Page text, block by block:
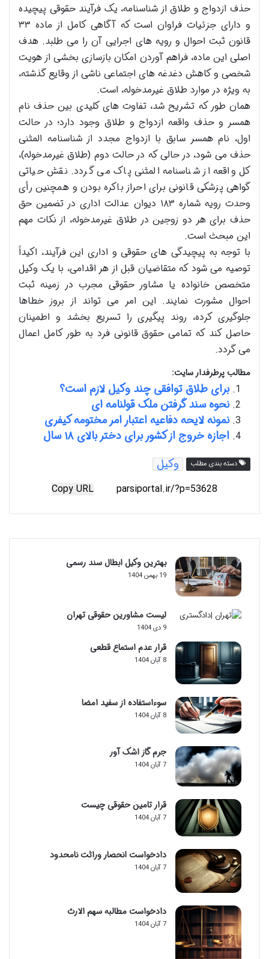
حذف ازدواج و طلاق از شناسنامه، یک فرآیند حقوقی پیچیده
و دارای جزئیات فراوان است که آگاهی کامل از ماده ۳۳
قانون ثبت احوال و رویه های اجرایی آن را می طلبد. هدف
اصلی این ماده، فراهم آوردن امکان بازسازی بخشی از هویت
شخصی و کاهش دغدغه های اجتماعی ناشی از وقایع گذشته،
به ویژه در موارد طلاق غیرمدخوله، است.
همان طور که تشریح شد، تفاوت های کلیدی بین حذف نام
همسر و حذف واقعه ازدواج و طلاق وجود دارد؛ در حالت
اول، نام همسر سابق با ازدواج مجدد از شناسنامه المثنی
حذف می شود، در حالی که در حالت دوم (طلاق غیرمدخوله)،
کل واقعه از شناسنامه المثنی پاک می گردد. نقش حیاتی
گواهی پزشکی قانونی برای احراز باکره بودن و همچنین رأی
وحدت رویه شماره ۱۸۳ دیوان عدالت اداری در تضمین حق
حذف برای هر دو زوجین در طلاق غیرمدخوله، از نکات مهم
این مبحث است.
با توجه به پیچیدگی های حقوقی و اداری این فرآیند، اکیداً
توصیه می شود که متقاضیان قبل از هر اقدامی، با یک وکیل
متخصص خانواده یا مشاور حقوقی مجرب در زمینه ثبت
احوال مشورت نمایند. این امر می تواند از بروز خطاها
جلوگیری کرده، روند پیگیری را تسریع بخشد و اطمینان
حاصل کند که تمامی حقوق قانونی فرد به طور کامل اعمال
می گردد.
مطالب پرطرفدار سایت:
برای طلاق توافقی چند وکیل لازم است؟
نحوه سند گرفتن ملک قولنامه ای
نمونه لایحه دفاعیه اعتبار امر مختومه کیفری
اجازه خروج از کشور برای دختر بالای ۱۸ سال
دسته بندی مطلب وکیل
Copy URL
بهترین وکیل ابطال سند رسمی
19 بهمن 1404
لیست مشاورین حقوقی تهران
9 دی 1404
قرار عدم استماع قطعی
8 آبان 1404
سوءاستفاده از سفید امضا
8 آبان 1404
جرم گاز اشک آور
7 آبان 1404
قرار تامین حقوقی چیست
7 آبان 1404
دادخواست انحصار وراثت نامحدود
7 آبان 1404
دادخواست مطالبه سهم الارث
7 آبان 1404